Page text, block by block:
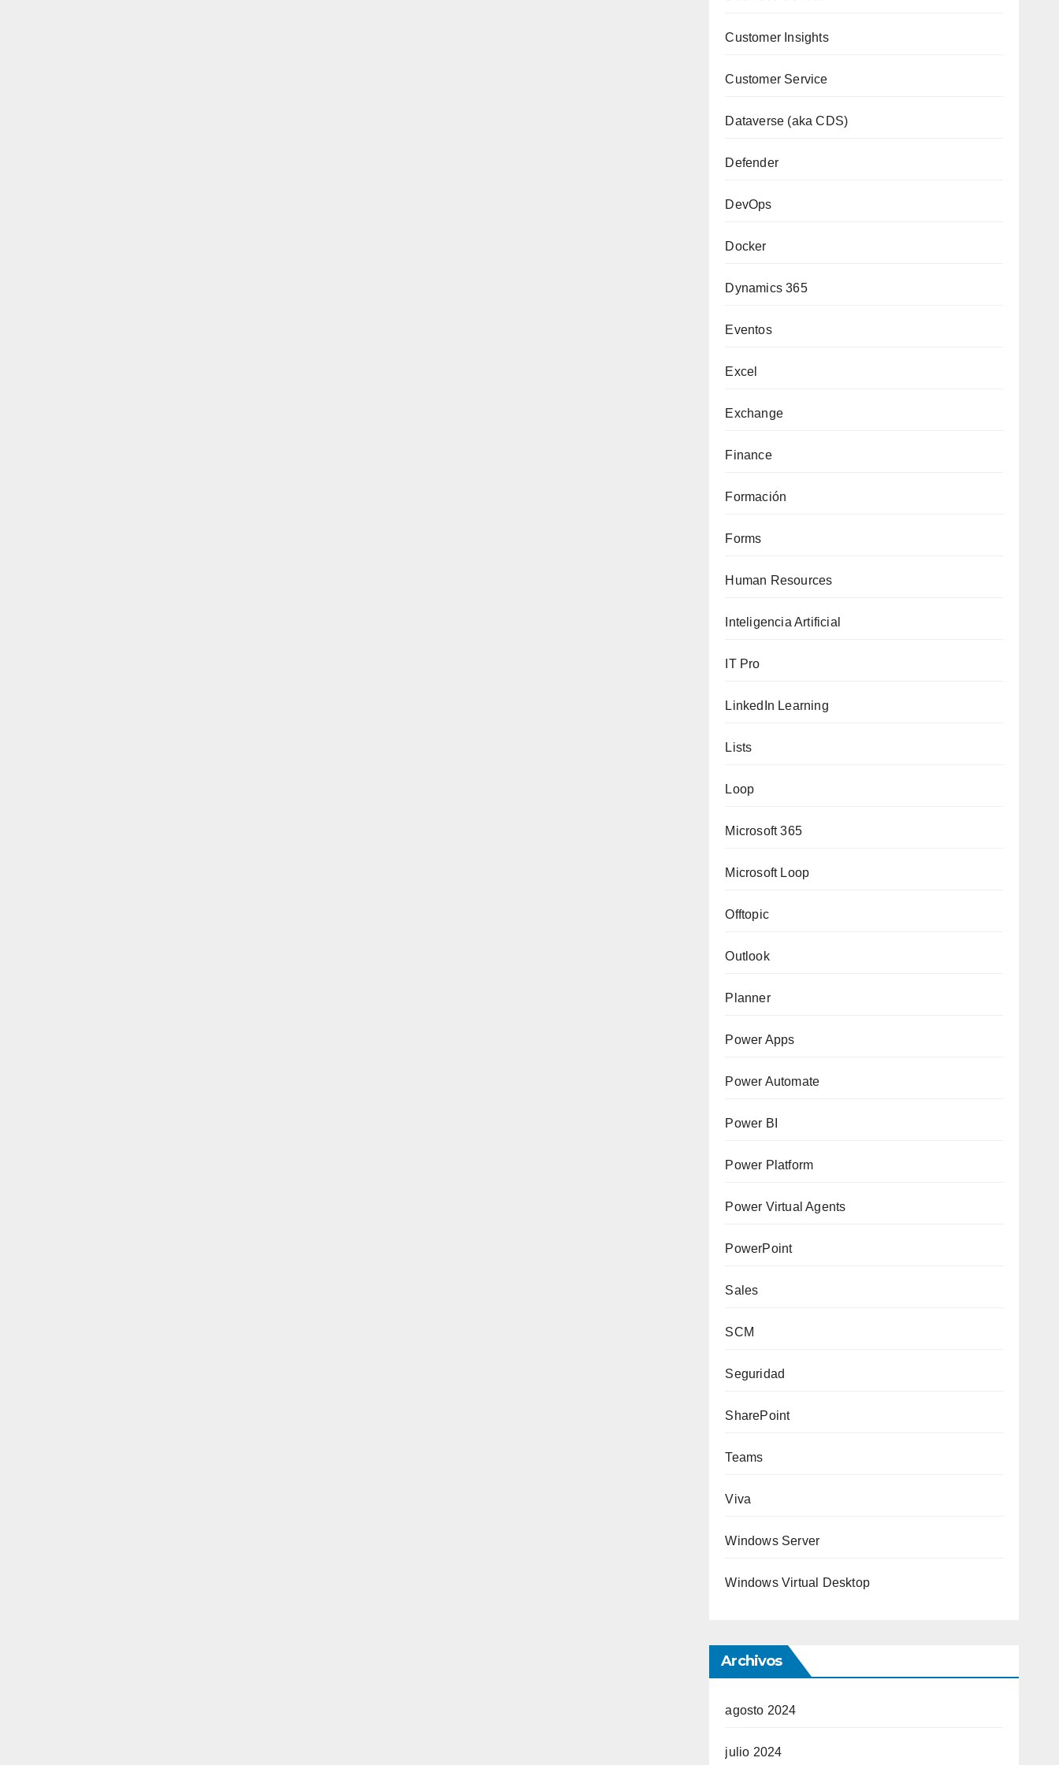
Customer Insights
Customer Service
Dataverse (aka CDS)
Defender
DevOps
Docker
Dynamics 365
Eventos
Excel
Exchange
Finance
Formación
Forms
Human Resources
Inteligencia Artificial
IT Pro
LinkedIn Learning
Lists
Loop
Microsoft 365
Microsoft Loop
Offtopic
Outlook
Planner
Power Apps
Power Automate
Power BI
Power Platform
Power Virtual Agents
PowerPoint
Sales
SCM
Seguridad
SharePoint
Teams
Viva
Windows Server
Windows Virtual Desktop
Archivos
agosto 2024
julio 2024